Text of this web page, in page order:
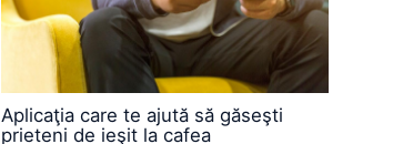
Aplicaţia care te ajută să găseşti
prieteni de ieşit la cafea